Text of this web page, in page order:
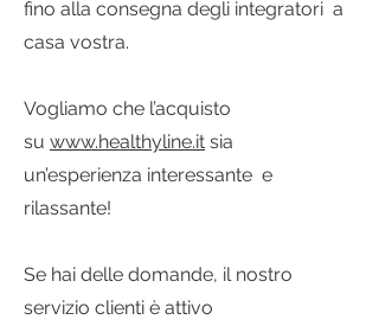
fino alla consegna degli integratori a
casa vostra.
Vogliamo che l’acquisto
su www.healthyline.it sia
un’esperienza interessante e
rilassante!
Se hai delle domande, il nostro
servizio clienti è attivo